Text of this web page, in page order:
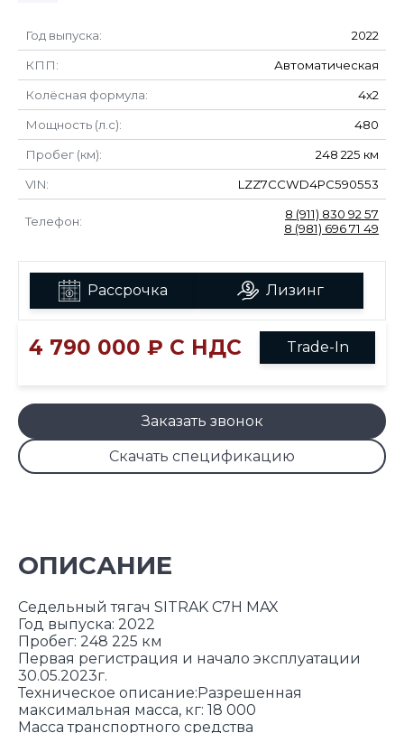
Год выпуска: 2022
КПП: Автоматическая
Колёсная формула: 4х2
Мощность (л.с): 480
Пробег (км): 248 225 км
VIN: LZZ7CCWD4PC590553
Телефон:
8 (911) 830 92 57
8 (981) 696 71 49
Рассрочка Лизинг
4 790 000 ₽ С НДС Trade-In
Заказать звонок
Скачать спецификацию
ОПИСАНИЕ
Седельный тягач SITRAK C7H MAX
Год выпуска: 2022
Пробег: 248 225 км
Первая регистрация и начало эксплуатации
30.05.2023г.
Техническое описание:Разрешенная
максимальная масса, кг: 18 000
Масса транспортного средства